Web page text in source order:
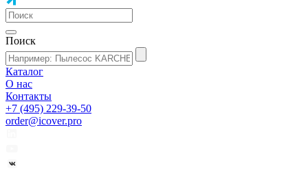
Поиск
Каталог
О нас
Контакты
+7 (495) 229-39-50
order@icover.pro